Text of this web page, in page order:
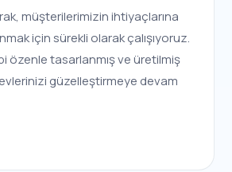
müşterilerimizin ihtiyaçlarına
için sürekli olarak çalışıyoruz.
özenle tasarlanmış ve üretilmiş
güzelleştirmeye devam